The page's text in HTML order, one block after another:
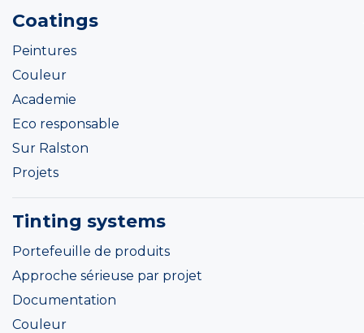
Coatings
Peintures
Couleur
Academie
Eco responsable
Sur Ralston
Projets
Tinting systems
Portefeuille de produits
Approche sérieuse par projet
Documentation
Couleur